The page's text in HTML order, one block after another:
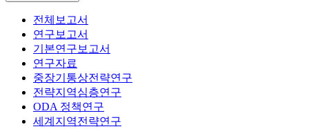
전체보고서
연구보고서
기본연구보고서
연구자료
중장기통상전략연구
전략지역심층연구
ODA 정책연구
세계지역전략연구